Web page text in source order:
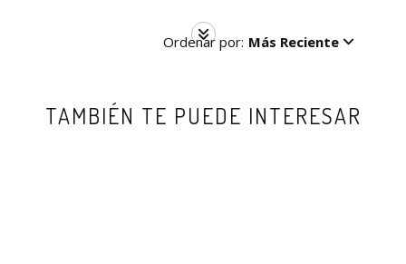
Ordenar por: Más Reciente
TAMBIÉN TE PUEDE INTERESAR